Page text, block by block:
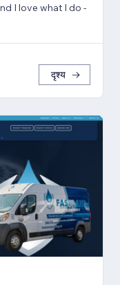
I love what I do -
दृश्य